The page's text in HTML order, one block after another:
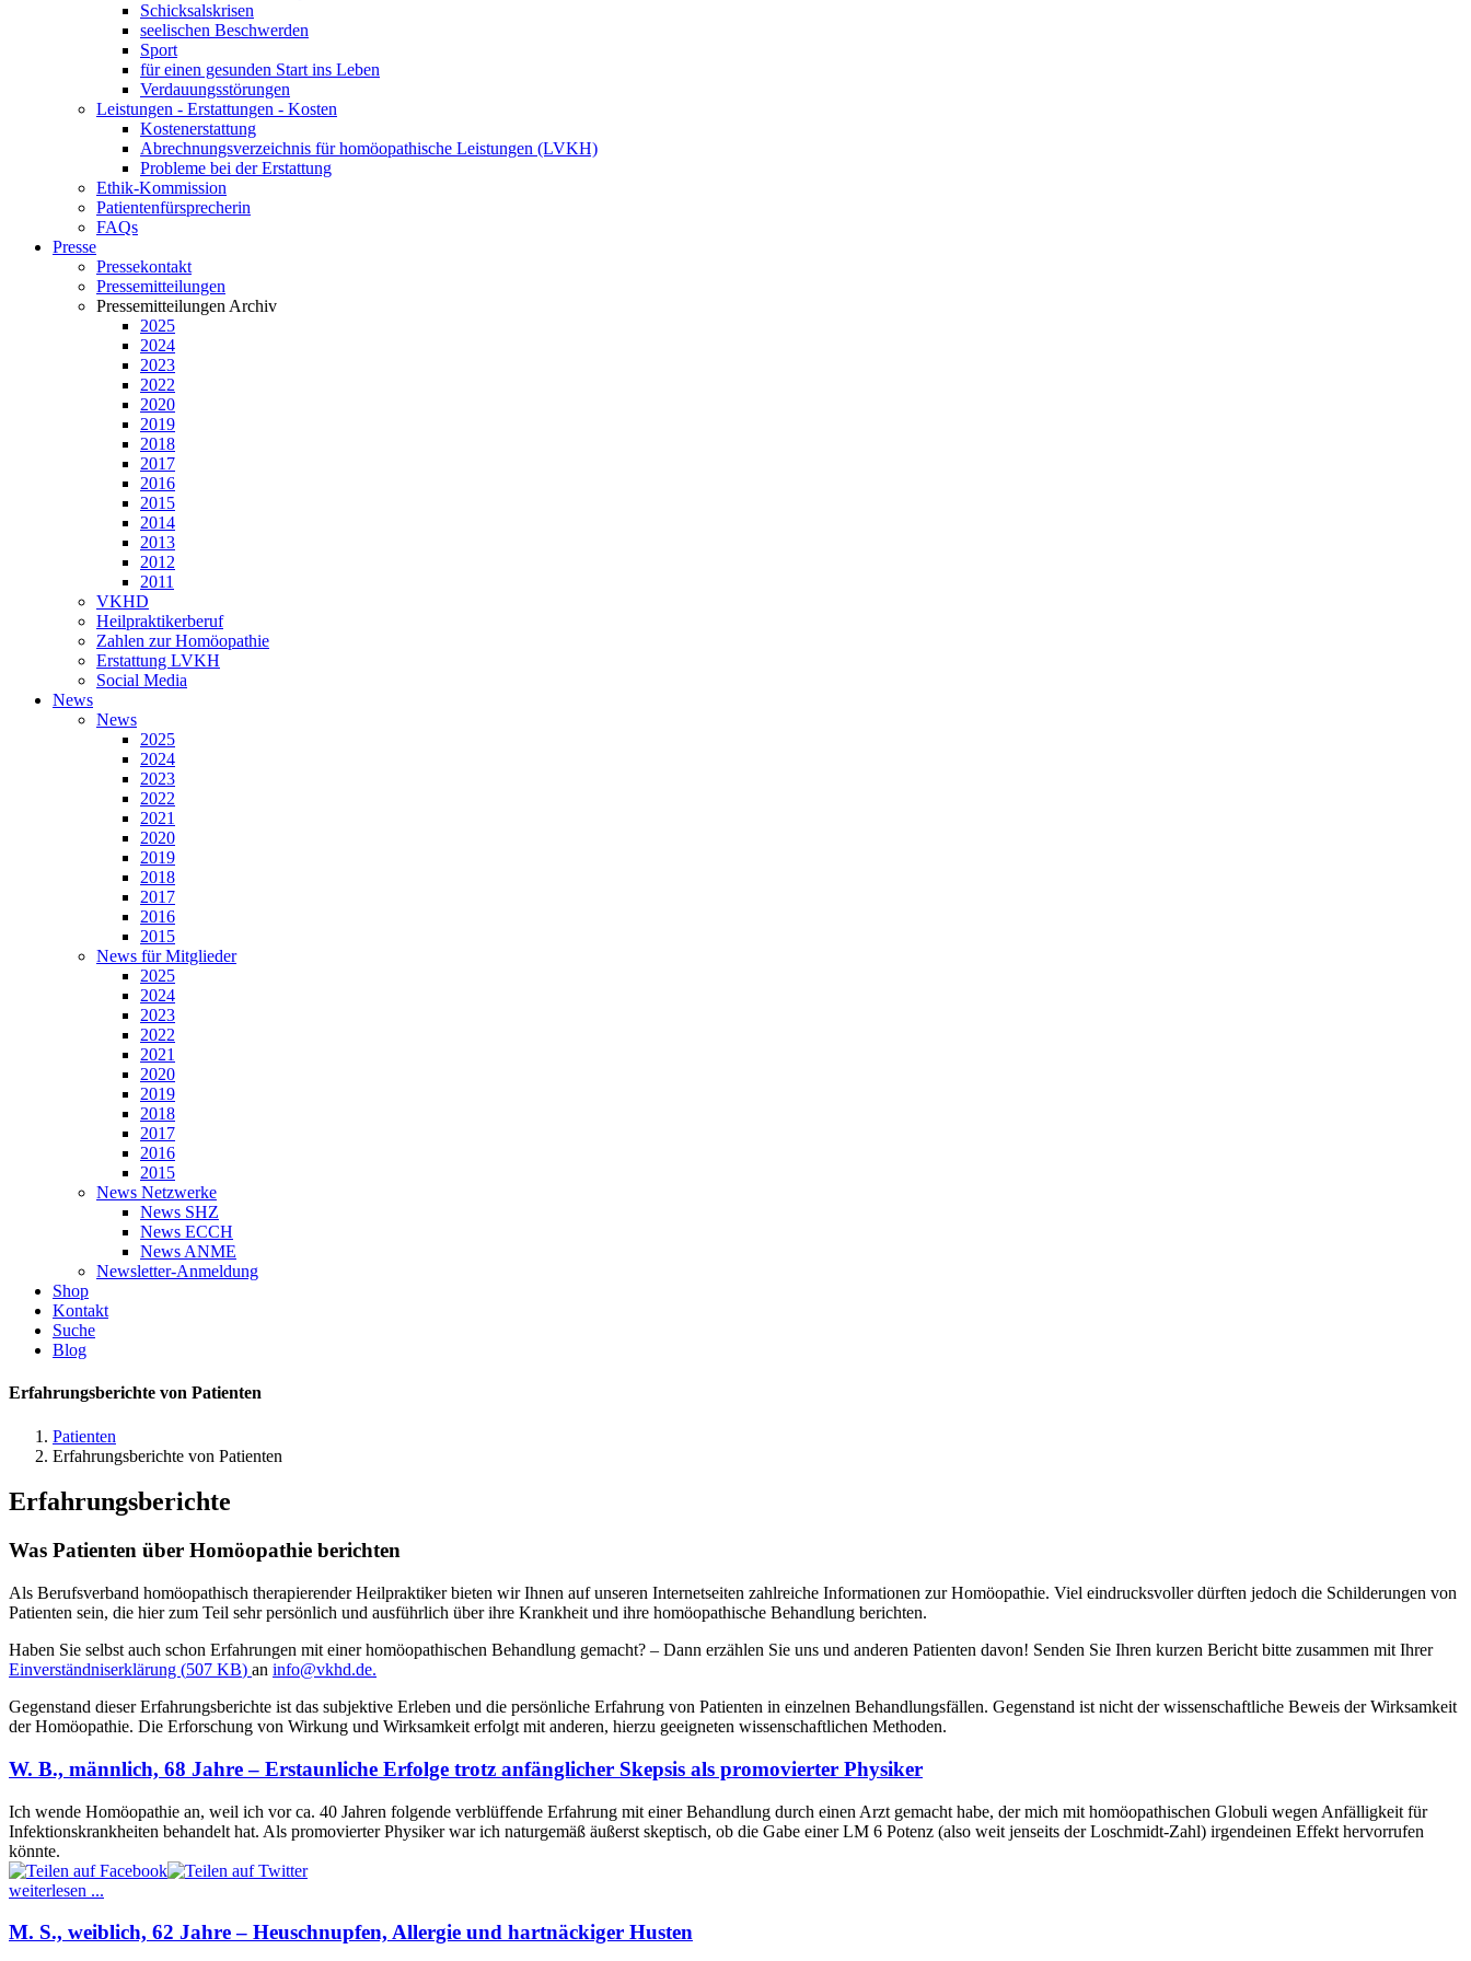
Schicksalskrisen
seelischen Beschwerden
Sport
für einen gesunden Start ins Leben
Verdauungsstörungen
Leistungen - Erstattungen - Kosten
Kostenerstattung
Abrechnungsverzeichnis für homöopathische Leistungen (LVKH)
Probleme bei der Erstattung
Ethik-Kommission
Patientenfürsprecherin
FAQs
Presse
Pressekontakt
Pressemitteilungen
Pressemitteilungen Archiv
2025
2024
2023
2022
2020
2019
2018
2017
2016
2015
2014
2013
2012
2011
VKHD
Heilpraktikerberuf
Zahlen zur Homöopathie
Erstattung LVKH
Social Media
News
News
2025
2024
2023
2022
2021
2020
2019
2018
2017
2016
2015
News für Mitglieder
2025
2024
2023
2022
2021
2020
2019
2018
2017
2016
2015
News Netzwerke
News SHZ
News ECCH
News ANME
Newsletter-Anmeldung
Shop
Kontakt
Suche
Blog
Erfahrungsberichte von Patienten
Patienten
Erfahrungsberichte von Patienten
Erfahrungsberichte
Was Patienten über Homöopathie berichten
Als Berufsverband homöopathisch therapierender Heilpraktiker bieten wir Ihnen auf unseren Internetseiten zahlreiche Informationen zur Homöopathie. Viel eindrucksvoller dürften jedoch die Schilderungen von
Patienten sein, die hier zum Teil sehr persönlich und ausführlich über ihre Krankheit und ihre homöopathische Behandlung berichten.
Haben Sie selbst auch schon Erfahrungen mit einer homöopathischen Behandlung gemacht? – Dann erzählen Sie uns und anderen Patienten davon! Senden Sie Ihren kurzen Bericht bitte zusammen mit Ihrer
Einverständniserklärung (507 KB) an info@vkhd.de.
Gegenstand dieser Erfahrungsberichte ist das subjektive Erleben und die persönliche Erfahrung von Patienten in einzelnen Behandlungsfällen. Gegenstand ist nicht der wissenschaftliche Beweis der Wirksamkeit
der Homöopathie. Die Erforschung von Wirkung und Wirksamkeit erfolgt mit anderen, hierzu geeigneten wissenschaftlichen Methoden.
W. B., männlich, 68 Jahre – Erstaunliche Erfolge trotz anfänglicher Skepsis als promovierter Physiker
Ich wende Homöopathie an, weil ich vor ca. 40 Jahren folgende verblüffende Erfahrung mit einer Behandlung durch einen Arzt gemacht habe, der mich mit homöopathischen Globuli wegen Anfälligkeit für
Infektionskrankheiten behandelt hat. Als promovierter Physiker war ich naturgemäß äußerst skeptisch, ob die Gabe einer LM 6 Potenz (also weit jenseits der Loschmidt-Zahl) irgendeinen Effekt hervorrufen
könnte.
weiterlesen ...
M. S., weiblich, 62 Jahre – Heuschnupfen, Allergie und hartnäckiger Husten